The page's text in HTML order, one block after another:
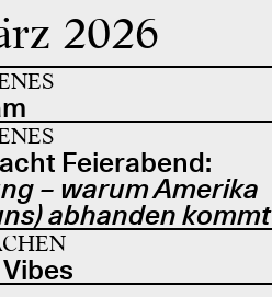
2026
Feierabend:
– warum Amerika
abhanden kommt